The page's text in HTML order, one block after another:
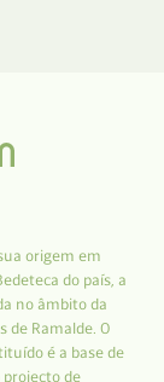
origem em
do país, a
no âmbito da
de Ramalde. O
é a base de
de